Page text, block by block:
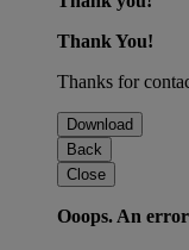
Thank You!
Thanks for
Download
Back
Close
Ooops. An